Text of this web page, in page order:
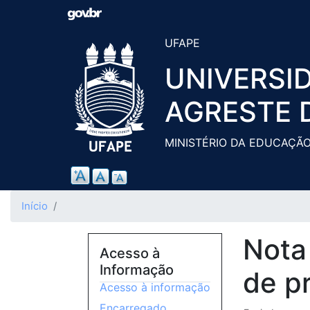
UFAPE
AGRESTE
MINISTÉRIO DA
Início
de
Acesso à
Informação
Acesso à informação